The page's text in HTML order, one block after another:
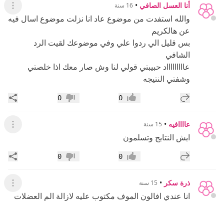
أنا العسل الصافي • 16 سنة عرض
والله استفدت من موضوع عاد انا نزلت موضوع اسال فيه
عن هالكريم
بس قليل الي ردوا علي وفي موضوعك لقيت الرد
الشافي
عاااااااااد حبيبتي قولي لنا وش صار معك اذا خلصتي
وشفتي النتيجه
إضافة رد جديد إعجاب0 عدم إعجاب
0
عاااافيه • 15 سنة عرض
ايش النتايج وتسلمون
إضافة رد جديد إعجاب0 عدم إعجاب
0
ذرة سكر • 15 سنة عرض
انا عندي افالون الموف مكتوب عليه لازالة الم العضلات